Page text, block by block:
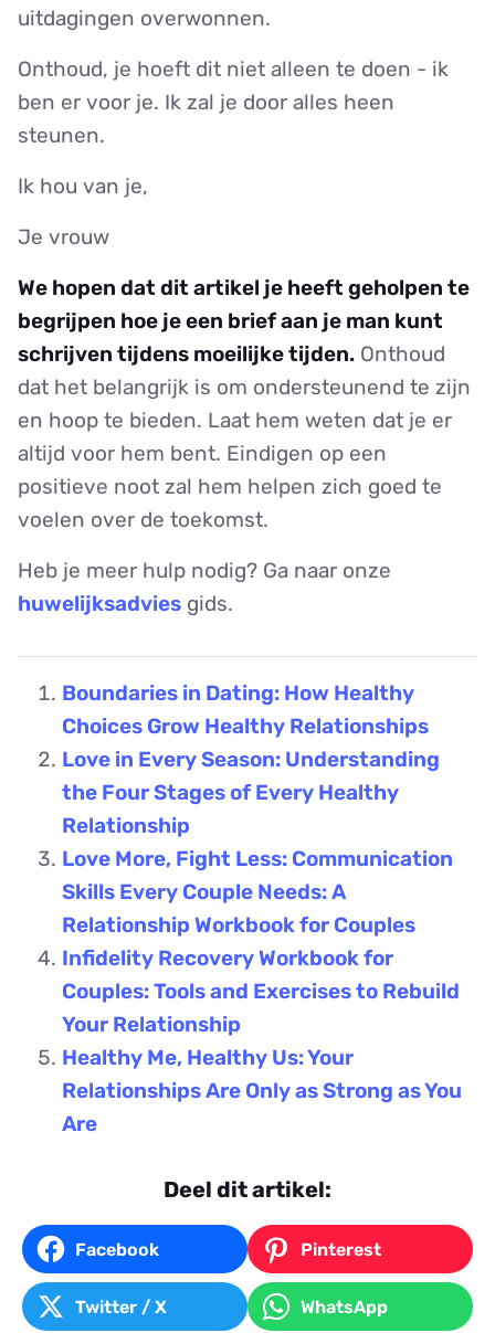
uitdagingen overwonnen.
Onthoud, je hoeft dit niet alleen te doen - ik
ben er voor je. Ik zal je door alles heen
steunen.
Ik hou van je,
Je vrouw
We hopen dat dit artikel je heeft geholpen te
begrijpen hoe je een brief aan je man kunt
schrijven tijdens moeilijke tijden. Onthoud
dat het belangrijk is om ondersteunend te zijn
en hoop te bieden. Laat hem weten dat je er
altijd voor hem bent. Eindigen op een
positieve noot zal hem helpen zich goed te
voelen over de toekomst.
Heb je meer hulp nodig? Ga naar onze
huwelijksadvies gids.
Boundaries in Dating: How Healthy
Choices Grow Healthy Relationships
Love in Every Season: Understanding
the Four Stages of Every Healthy
Relationship
Love More, Fight Less: Communication
Skills Every Couple Needs: A
Relationship Workbook for Couples
Infidelity Recovery Workbook for
Couples: Tools and Exercises to Rebuild
Your Relationship
Healthy Me, Healthy Us: Your
Relationships Are Only as Strong as You
Are
Deel dit artikel:
Facebook Pinterest
Twitter / X WhatsApp